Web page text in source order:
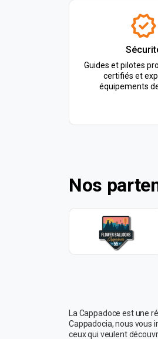
Guides et pilotes
certifiés et
équipements
Nos
La Cappadoce est une
Cappadocia, nous vous
ceux qui veulent